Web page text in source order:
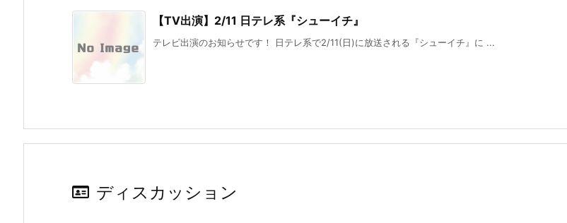
【TV出演】2/11 日テレ系『シューイチ』
テレビ出演のお知らせです！ 日テレ系で2/11(日)に放送される『シューイチ』に ...
ディスカッション